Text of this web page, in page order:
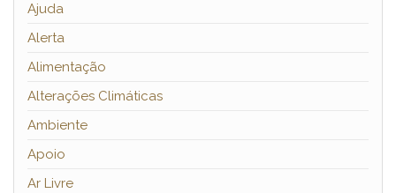
Ajuda
Alerta
Alimentação
Alterações Climáticas
Ambiente
Apoio
Ar Livre